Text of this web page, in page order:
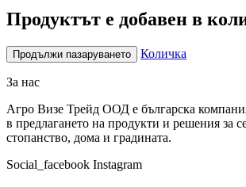
Продуктът е добавен в
Продължи пазаруването Количка
За нас
Агро Визе Трейд ООД е българска
в предлагането на продукти и решения за
стопанство, дома и градината.
Social_facebook Instagram